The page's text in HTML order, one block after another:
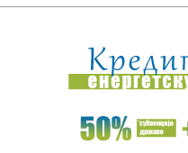
19:01:Kada stigne leto,
klasicima
19:00:Na Jokić vs